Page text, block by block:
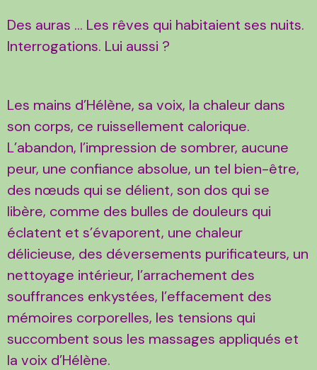
Des auras … Les rêves qui habitaient ses nuits.
Interrogations. Lui aussi ?
Les mains d’Hélène, sa voix, la chaleur dans
son corps, ce ruissellement calorique.
L’abandon, l’impression de sombrer, aucune
peur, une confiance absolue, un tel bien-être,
des nœuds qui se délient, son dos qui se
libère, comme des bulles de douleurs qui
éclatent et s’évaporent, une chaleur
délicieuse, des déversements purificateurs, un
nettoyage intérieur, l’arrachement des
souffrances enkystées, l’effacement des
mémoires corporelles, les tensions qui
succombent sous les massages appliqués et
la voix d’Hélène.